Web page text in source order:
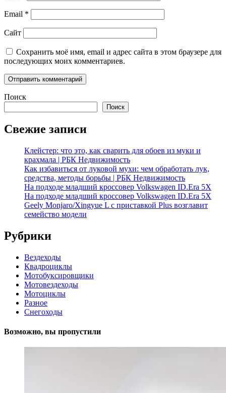
Email *
Сайт
Сохранить моё имя, email и адрес сайта в этом браузере для
последующих моих комментариев.
Поиск
Поиск
Свежие записи
Клейстер: что это, как сварить для обоев из муки и
крахмала | РБК Недвижимость
Как избавиться от луковой мухи: чем обработать лук,
средства, методы борьбы | РБК Недвижимость
На подходе младший кроссовер Volkswagen ID.Era 5X
На подходе младший кроссовер Volkswagen ID.Era 5X
Geely Monjaro/Xingyue L с приставкой Plus возглавит
семейство модели
Рубрики
Вездеходы
Квадроциклы
Мотобуксировщики
Мотовездеходы
Мотоциклы
Разное
Снегоходы
Возможно, вы пропустили